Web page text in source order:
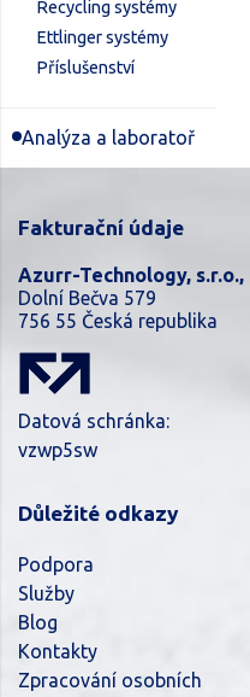
Recycling systémy
Ettlinger systémy
Příslušenství
Analýza a laboratoř
Fakturační údaje
Azurr-Technology, s.r.o.,
Dolní Bečva 579
756 55 Česká republika
Datová schránka:
vzwp5sw
Důležité odkazy
Podpora
Služby
Blog
Kontakty
Zpracování osobních